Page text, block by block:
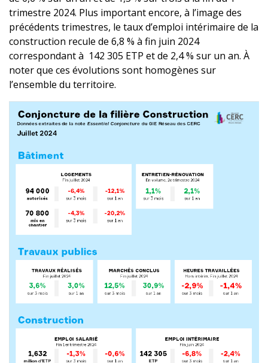
trimestre 2024. Plus important encore, à l’image des
précédents trimestres, le taux d’emploi intérimaire de la
construction recule de 6,8 % à fin juin 2024
correspondant à 142 305 ETP et de 2,4 % sur un an. À
noter que ces évolutions sont homogènes sur
l’ensemble du territoire.